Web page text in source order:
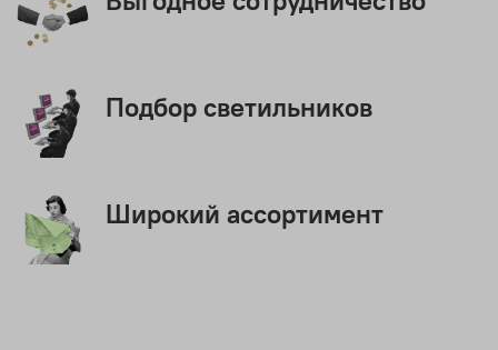
Подбор светильников
Широкий ассортимент